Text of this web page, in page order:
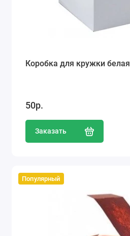
Коробка для кружки белая
50р.
Заказать
Популярный